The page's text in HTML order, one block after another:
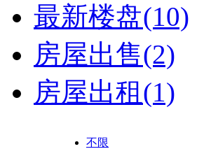
最新楼盘(10)
房屋出售(2)
房屋出租(1)
不限